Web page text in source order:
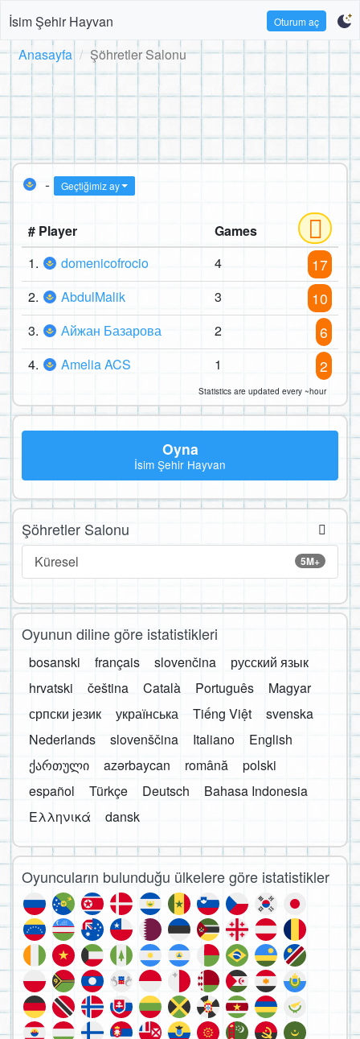
İsim Şehir Hayvan Oturum aç
Anasayfa Şöhretler Salonu
- Geçtiğimiz ay
# Player
Games
1.
domenicofrocio 4 17
2. AbdulMalik 3 10
3. Айжан Базарова 2 6
4. Amelia ACS 1 2
Statistics are updated every ~hour
Oyna
İsim Şehir Hayvan
Şöhretler Salonu
5M+
Küresel
Oyunun diline göre istatistikleri
bosanski français slovenčina
русский язык
hrvatski
čeština Català Português
Magyar
српски језик
українська Tiếng Việt
svenska
Nederlands
slovenščina Italiano
English
ქართული
azərbaycan română
polski
español
Türkçe Deutsch
Bahasa Indonesia
Ελληνικά
dansk
Oyuncuların bulunduğu ülkelere göre istatistikler